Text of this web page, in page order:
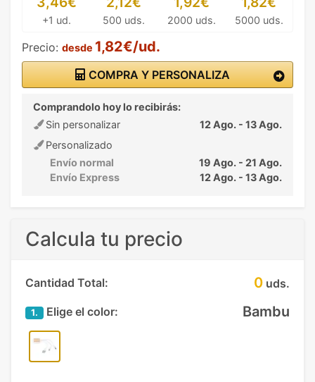
+1 ud. 500 uds. 2000 uds. 5000 uds.
Precio: desde 1,82€/ud.
COMPRA Y PERSONALIZA
Comprandolo hoy lo recibirás:
Sin personalizar
12 Ago. - 13 Ago.
Personalizado
Envío normal
19 Ago. - 21 Ago.
Envío Express
12 Ago. - 13 Ago.
Calcula tu precio
Cantidad Total: 0 uds.
1. Elige el color: Bambu